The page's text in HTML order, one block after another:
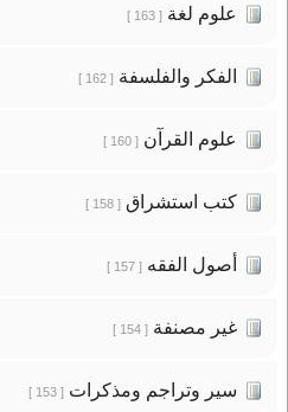
علوم لغة[ 163 ]
الفكر والفلسفة[ 162 ]
علوم القرآن[ 160 ]
كتب استشراق[ 158 ]
أصول الفقه[ 157 ]
غير مصنفة[ 154 ]
سير وتراجم ومذكرات[ 153 ]